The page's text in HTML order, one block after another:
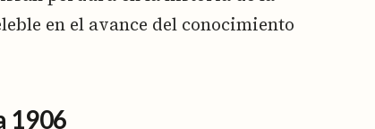
en el avance del conocimiento
1906